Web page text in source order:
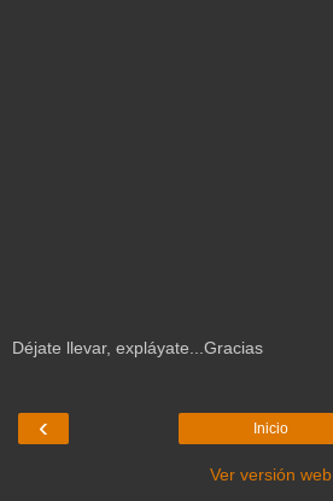
Déjate llevar, expláyate...Gracias
‹ Inicio
Ver versión web